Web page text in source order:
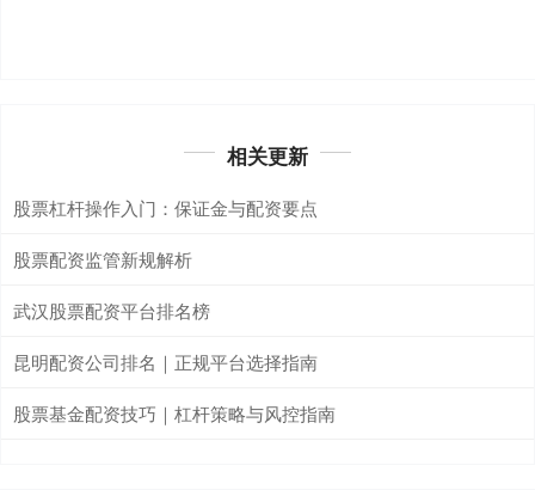
相关更新
股票杠杆操作入门：保证金与配资要点
股票配资监管新规解析
武汉股票配资平台排名榜
昆明配资公司排名｜正规平台选择指南
股票基金配资技巧｜杠杆策略与风控指南